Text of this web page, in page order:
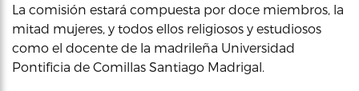
La comisión estará compuesta por doce miembros, la
mitad mujeres, y todos ellos religiosos y estudiosos
como el docente de la madrileña Universidad
Pontificia de Comillas Santiago Madrigal.